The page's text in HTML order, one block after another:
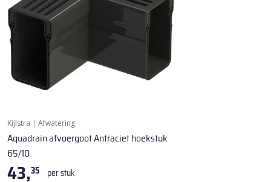
Kijlstra | Afwatering
Aquadrain afvoergoot Antraciet hoekstuk
65/10
43,35 per stuk